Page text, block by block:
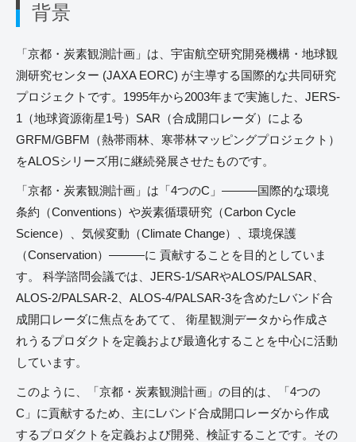
背景
「京都・炭素観測計画」は、宇宙航空研究開発機構・地球観
測研究センター (JAXA EORC) が主導する国際的な共同研究
プロジェクトです。1995年から2003年まで実施した、JERS-
1（地球資源衛星1号）SAR（合成開口レーダ）による
GRFM/GBFM（熱帯雨林、寒帯林マッピングプロジェクト）
をALOSシリーズ用に継続発展させたものです。
「京都・炭素観測計画」は「4つのC」―――国際的な環境
条約（Conventions）や炭素循環研究（Carbon Cycle
Science）、気候変動（Climate Change）、環境保護
（Conservation）―――に 貢献することを目的としていま
す。 科学諮問会議では、JERS-1/SARやALOS/PALSAR、
ALOS-2/PALSAR-2、ALOS-4/PALSAR-3を含めたLバンド合
成開口レーダに焦点をあてて、 衛星観測データから作成さ
れうるプロダクトを定義および最適化することを中心に活動
しています。
このように、「京都・炭素観測計画」の目的は、「4つの
C」に貢献するため、主にLバンド合成開口レーダから作成
するプロダクトを定義および開発、検証することです。その